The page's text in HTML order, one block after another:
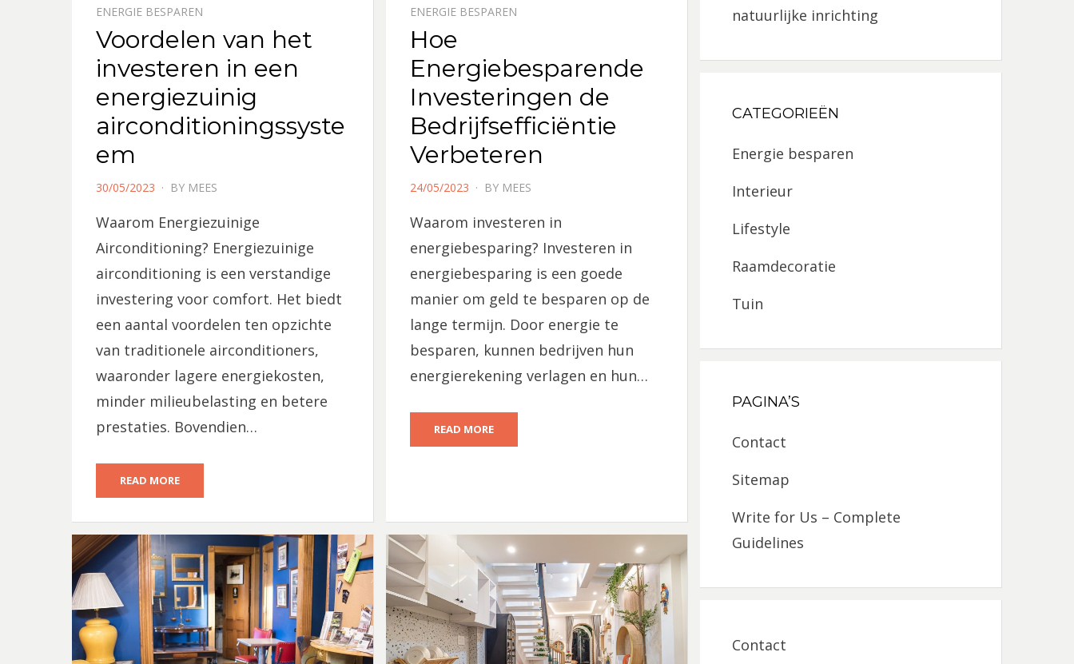
ENERGIE BESPAREN
Voordelen van het
investeren in een
energiezuinig
airconditioningssyste
em
POSTED
30/05/2023 BY MEES
Waarom Energiezuinige
Airconditioning? Energiezuinige
airconditioning is een verstandige
investering voor comfort. Het biedt
een aantal voordelen ten opzichte
van traditionele airconditioners,
waaronder lagere energiekosten,
minder milieubelasting en betere
prestaties. Bovendien…
READ MORE
ENERGIE BESPAREN
Hoe
Energiebesparende
Investeringen de
Bedrijfsefficiëntie
Verbeteren
POSTED
24/05/2023 BY MEES
Waarom investeren in
energiebesparing? Investeren in
energiebesparing is een goede
manier om geld te besparen op de
lange termijn. Door energie te
besparen, kunnen bedrijven hun
energierekening verlagen en hun…
READ MORE
natuurlijke inrichting
CATEGORIEËN
Energie besparen
Interieur
Lifestyle
Raamdecoratie
Tuin
PAGINA’S
Contact
Sitemap
Write for Us – Complete
Guidelines
Contact